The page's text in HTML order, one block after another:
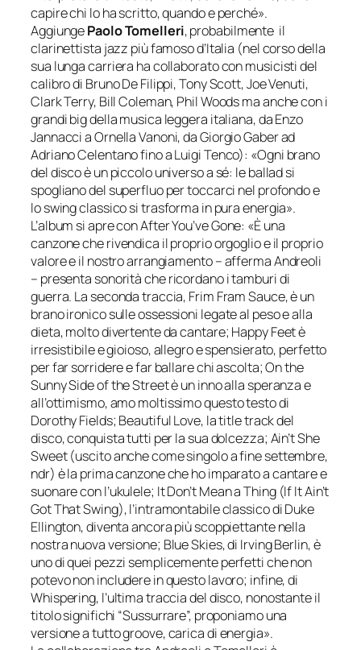
capire chi lo ha scritto, quando e perché».
AggiungePaoloTomelleri, probabilmente il
clarinettista jazz più famoso d’Italia (nel corso della
sua lunga carriera ha collaborato con musicisti del
calibro di Bruno De Filippi, Tony Scott, Joe Venuti,
Clark Terry, Bill Coleman, Phil Woods ma anche con i
grandi big della musica leggera italiana, da Enzo
Jannacci a Ornella Vanoni, da Giorgio Gaber ad
Adriano Celentano fino a Luigi Tenco): «Ogni brano
del disco è un piccolo universo a sé: le ballad si
spogliano del superfluo per toccarci nel profondo e
lo swing classico si trasforma in pura energia».
L’album si apre conAfter You’ve Gone: «È una
canzone che rivendica il proprio orgoglio e il proprio
valore e il nostro arrangiamento– afferma Andreoli
– presenta sonorità che ricordano i tamburi di
guerra. La seconda traccia, Frim Fram Sauce, è un
brano ironico sulle ossessioni legate al peso e alla
dieta, molto divertente da cantare; Happy Feet è
irresistibile e gioioso, allegro e spensierato, perfetto
per far sorridere e far ballare chi ascolta; On the
Sunny Side of the Street è un inno alla speranza e
all’ottimismo, amo moltissimo questo testo di
Dorothy Fields; Beautiful Love, la title track del
disco, conquista tutti per la sua dolcezza; Ain’t She
Sweet (uscito anche come singolo a fine settembre,
ndr) è la prima canzone che ho imparato a cantare e
suonare con l’ukulele; It Don’t Mean a Thing (If It Ain’t
Got That Swing), l’intramontabile classico di Duke
Ellington, diventa ancora più scoppiettante nella
nostra nuova versione; Blue Skies, di Irving Berlin, è
uno di quei pezzi semplicemente perfetti che non
potevo non includere in questo lavoro; infine, di
Whispering, l’ultima traccia del disco, nonostante il
titolo significhi “Sussurrare”, proponiamo una
versionea tutto groove, carica di energia».